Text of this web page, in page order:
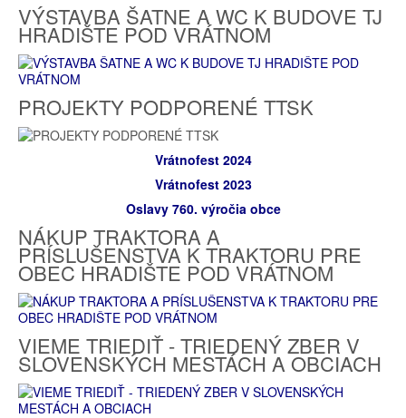
VÝSTAVBA ŠATNE A WC K BUDOVE TJ
HRADIŠTE POD VRÁTNOM
PROJEKTY PODPORENÉ TTSK
Vrátnofest 2024
Vrátnofest 2023
Oslavy 760. výročia obce
NÁKUP TRAKTORA A
PRÍSLUŠENSTVA K TRAKTORU PRE
OBEC HRADIŠTE POD VRÁTNOM
VIEME TRIEDIŤ - TRIEDENÝ ZBER V
SLOVENSKÝCH MESTÁCH A OBCIACH